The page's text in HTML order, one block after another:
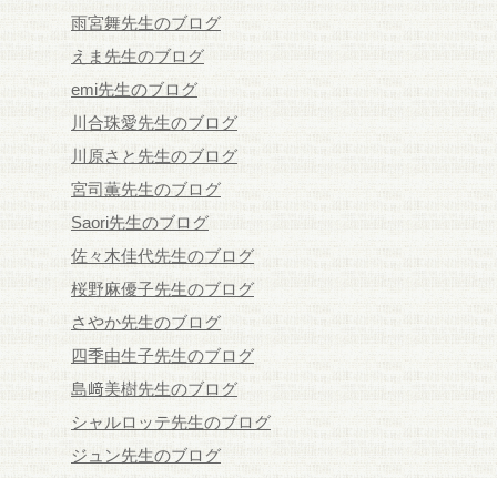
雨宮舞先生のブログ
えま先生のブログ
emi先生のブログ
川合珠愛先生のブログ
川原さと先生のブログ
宮司薫先生のブログ
Saori先生のブログ
佐々木佳代先生のブログ
桜野麻優子先生のブログ
さやか先生のブログ
四季由生子先生のブログ
島﨑美樹先生のブログ
シャルロッテ先生のブログ
ジュン先生のブログ